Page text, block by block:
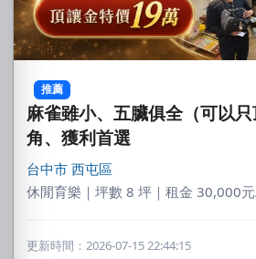
推薦
麻雀雖小、五臟俱全（可以
角、獲利首選
台中市 西屯區
休閒育樂｜坪數 8 坪｜租金 30,000
更新時間：2026-07-15 22:44:15